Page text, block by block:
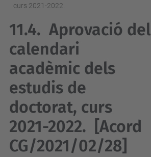
curs 2021-2022.
11.4. Aprovació del
calendari
acadèmic dels
estudis de
doctorat, curs
2021-2022.
[Acord
CG/2021/02/28]